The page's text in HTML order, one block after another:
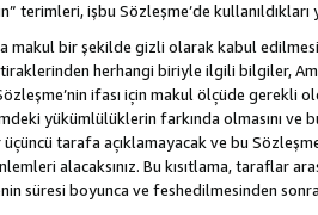
terimleri, işbu Sözleşme’de
makul bir şekilde gizli olarak kabul
herhangi biriyle ilgili bilgiler,
ifası için makul ölçüde gerekli
yükümlülüklerin farkında olmasını ve
tarafa açıklamayacak ve bu
alacaksınız. Bu kısıtlama, taraflar
süresi boyunca ve feshedilmesinden